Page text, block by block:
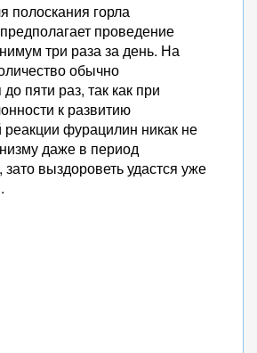
полоскания горла
проведение
три раза за день. На
обычно
пяти раз, так как при
к развитию
реакции фурацилин никак не
даже в период
выздороветь удастся уже